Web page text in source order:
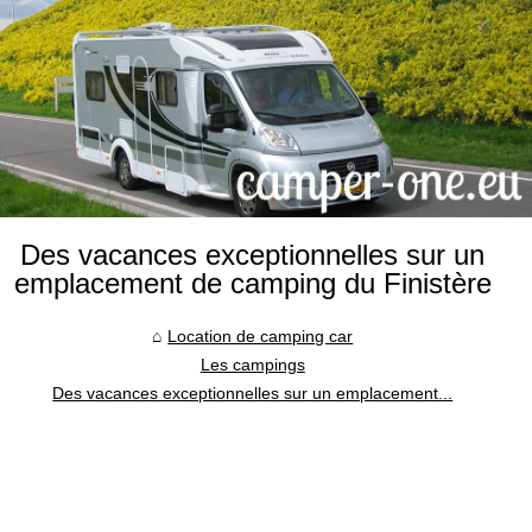
Des vacances exceptionnelles sur un
emplacement de camping du Finistère
Location de camping car
Les campings
Des vacances exceptionnelles sur un emplacement...